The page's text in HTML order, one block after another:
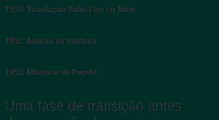
1951: Tubulação Salto Flor do Mato
1952: Aparas de madeira
1953: Máquina de Papel I
Uma fase de transição antes